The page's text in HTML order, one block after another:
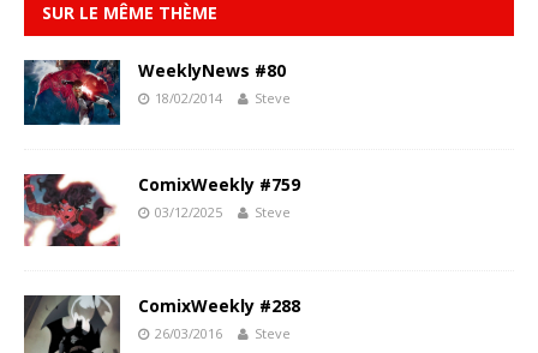
SUR LE MÊME THÈME
WeeklyNews #80
18/02/2014 Steve
ComixWeekly #759
03/12/2025 Steve
ComixWeekly #288
26/03/2016 Steve